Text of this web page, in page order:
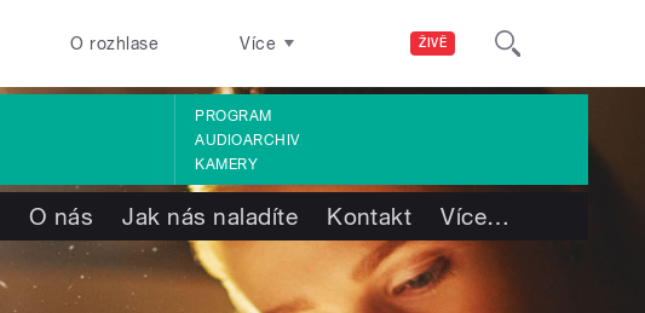
ŽIVĚ
O rozhlase Více
PROGRAM
AUDIOARCHIV
KAMERY
O nás Jak nás naladíte Kontakt Více…